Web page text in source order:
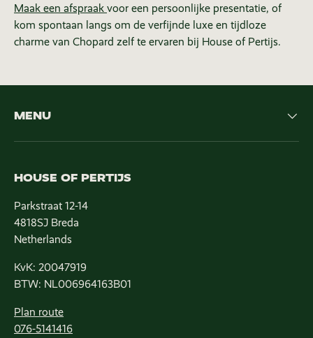
Maak een afspraak voor een persoonlijke presentatie, of
kom spontaan langs om de verfijnde luxe en tijdloze
charme van Chopard zelf te ervaren bij House of Pertijs.
MENU
HOUSE OF PERTIJS
Parkstraat 12-14
4818SJ Breda
Netherlands
KvK: 20047919
BTW: NL006964163B01
Plan route
076-5141416